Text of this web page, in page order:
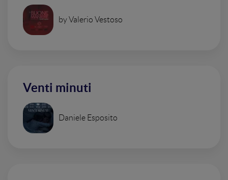
by Valerio Vestoso
Venti minuti
Daniele Esposito